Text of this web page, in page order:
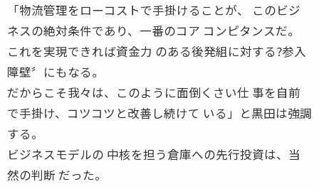
「物流管理をローコストで手掛けることが、 このビジ
ネスの絶対条件であり、一番のコア コンピタンスだ。
これを実現できれば資金力 のある後発組に対する?参入
障壁〞にもなる。
だからこそ我々は、このように面倒くさい仕 事を自前
で手掛け、コツコツと改善し続けて いる」と黒田は強調
する。
ビジネスモデルの 中核を担う倉庫への先行投資は、当
然の判断 だった。